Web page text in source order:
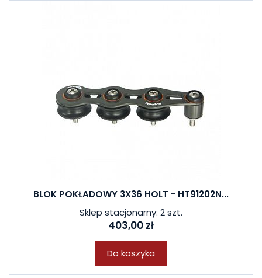
BLOK POKŁADOWY 3X36 HOLT - HT91202N...
Sklep stacjonarny: 2 szt.
403,00 zł
Do koszyka